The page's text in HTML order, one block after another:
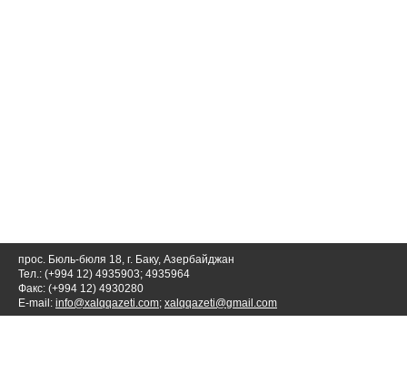
прос. Бюль-бюля 18, г. Баку, Азербайджан
Тел.: (+994 12) 4935903; 4935964
Факс: (+994 12) 4930280
E-mail: info@xalqqazeti.com; xalqqazeti@gmail.com